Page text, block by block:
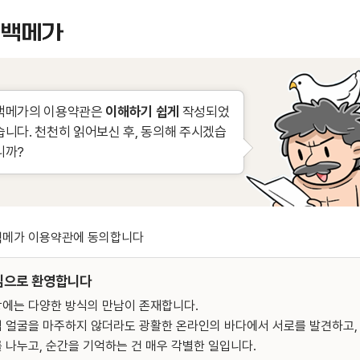
메가의 이용약관은 이해하기 쉽게 작성되었
니다. 천천히 읽어보신 후, 동의해 주시겠습
까?
가 이용약관에 동의합니다
으로 환영합니다
는 다양한 방식의 만남이 존재합니다.
얼굴을 마주하지 않더라도 광활한 온라인의 바다에서 서로를 발견하고
나누고, 순간을 기억하는 건 매우 각별한 일입니다.